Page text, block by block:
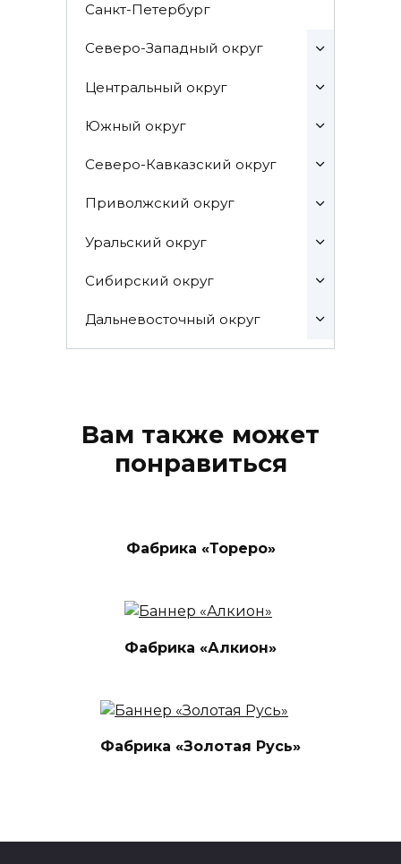
Санкт-Петербург
Северо-Западный округ
Центральный округ
Южный округ
Северо-Кавказский округ
Приволжский округ
Уральский округ
Сибирский округ
Дальневосточный округ
Вам также может
понравиться
Фабрика «Тореро»
Фабрика «Алкион»
Фабрика «Золотая Русь»